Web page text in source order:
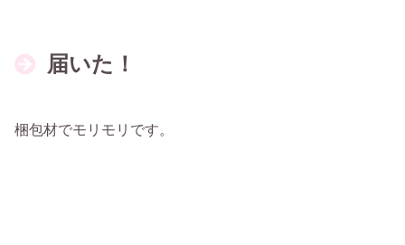
届いた！
梱包材でモリモリです。